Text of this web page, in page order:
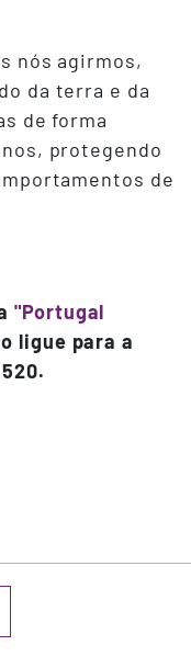
nós agirmos,
da terra e da
de forma
protegendo
de
"Portugal
ligue para a